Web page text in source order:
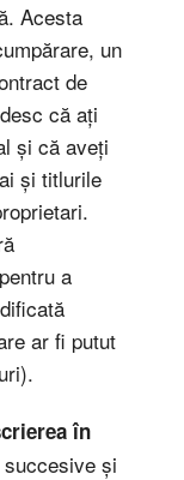
Acesta
un
de
că ați
și că aveți
și titlurile
a
ar fi putut
în
și